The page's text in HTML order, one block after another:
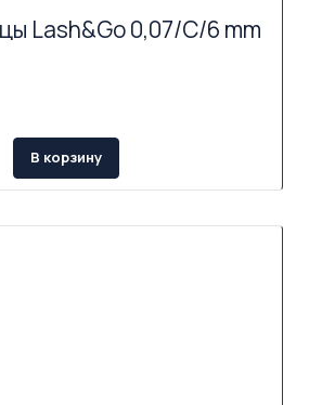
Lash&Go 0,07/C/6 mm
В корзину